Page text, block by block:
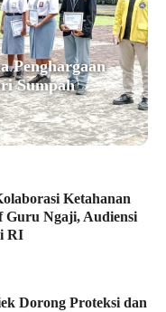
Penghargaan
Sumpah
Ketahanan
Guru Ngaji, Audiensi
RI
Dorong Proteksi dan